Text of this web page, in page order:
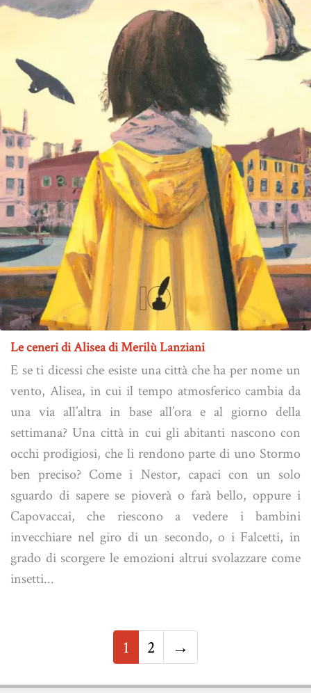
Le ceneri di Alisea di Merilù Lanziani
E se ti dicessi che esiste una città che ha per nome un
vento, Alisea, in cui il tempo atmosferico cambia da
una via all’altra in base all’ora e al giorno della
settimana? Una città in cui gli abitanti nascono con
occhi prodigiosi, che li rendono parte di uno Stormo
ben preciso? Come i Nestor, capaci con un solo
sguardo di sapere se pioverà o farà bello, oppure i
Capovaccai, che riescono a vedere i bambini
invecchiare nel giro di un secondo, o i Falcetti, in
grado di scorgere le emozioni altrui svolazzare come
insetti...
1 2 →